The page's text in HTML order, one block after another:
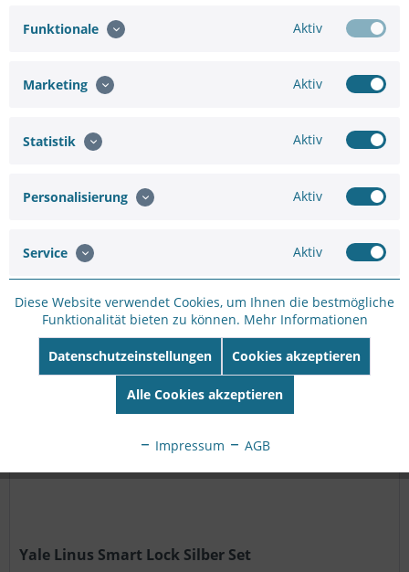
Yale Linus Smart Lock Anthrazit Set
Vorteile auf einen Blick Kontrolle per App: Verwalte mit Yale
Access von überall aus den Zutritt zu Deinem Zuhause
Alexa,...
339,00 € 409,32 €
Merken
Yale Linus Smart Lock Silber Set
Funktionale Aktiv
Marketing Aktiv
Statistik Aktiv
Personalisierung Aktiv
Service Aktiv
Diese Website verwendet Cookies, um Ihnen die bestmögliche
Funktionalität bieten zu können. Mehr Informationen
Datenschutzeinstellungen Cookies akzeptieren
Alle Cookies akzeptieren
Impressum AGB